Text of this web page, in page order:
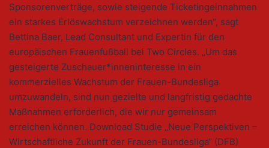
Sponsorenverträge, sowie steigende Ticketingeinnahmen
ein starkes Erlöswachstum verzeichnen werden“, sagt
Bettina Baer, Lead Consultant und Expertin für den
europäischen Frauenfußball bei Two Circles. „Um das
gesteigerte Zuschauer*inneninteresse in ein
kommerzielles Wachstum der Frauen-Bundesliga
umzuwandeln, sind nun gezielte und langfristig gedachte
Maßnahmen erforderlich, die wir nur gemeinsam
erreichen können. Download Studie „Neue Perspektiven –
Wirtschaftliche Zukunft der Frauen-Bundesliga“ (DFB)